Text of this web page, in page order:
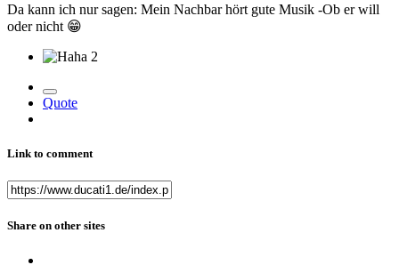
Da kann ich nur sagen: Mein Nachbar hört gute Musik -Ob er will
oder nicht 😁
2
Quote
Link to comment
Share on other sites